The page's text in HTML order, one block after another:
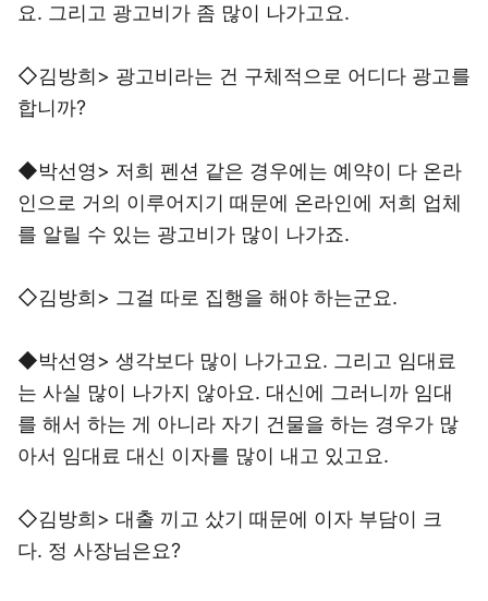
요. 그리고 광고비가 좀 많이 나가고요.
◇김방희> 광고비라는 건 구체적으로 어디다 광고를
합니까?
◆박선영> 저희 펜션 같은 경우에는 예약이 다 온라
인으로 거의 이루어지기 때문에 온라인에 저희 업체
를 알릴 수 있는 광고비가 많이 나가죠.
◇김방희> 그걸 따로 집행을 해야 하는군요.
◆박선영> 생각보다 많이 나가고요. 그리고 임대료
는 사실 많이 나가지 않아요. 대신에 그러니까 임대
를 해서 하는 게 아니라 자기 건물을 하는 경우가 많
아서 임대료 대신 이자를 많이 내고 있고요.
◇김방희> 대출 끼고 샀기 때문에 이자 부담이 크
다. 정 사장님은요?